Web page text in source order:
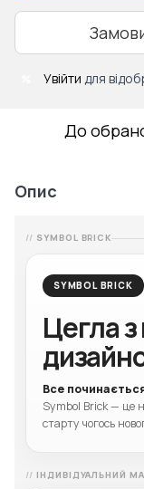
Увійти для
До
Опис
SYMBOL BRICK
SYMBOL BRICK
Цегла
Все
Symbol Brick — це
старту чогось
ІНДИВІДУАЛЬНИЙ